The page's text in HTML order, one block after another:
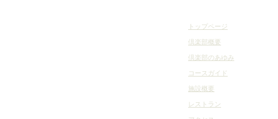
トップページ
倶楽部概要
倶楽部のあゆみ
コースガイド
施設概要
レストラン